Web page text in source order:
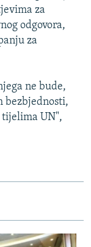
za
odgovora,
za
ne bude,
bezbjednosti,
tijelima UN",